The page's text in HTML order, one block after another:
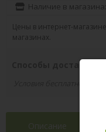
Наличие в
Цены в интернет-
магазинах.
Способы доставки
Описание